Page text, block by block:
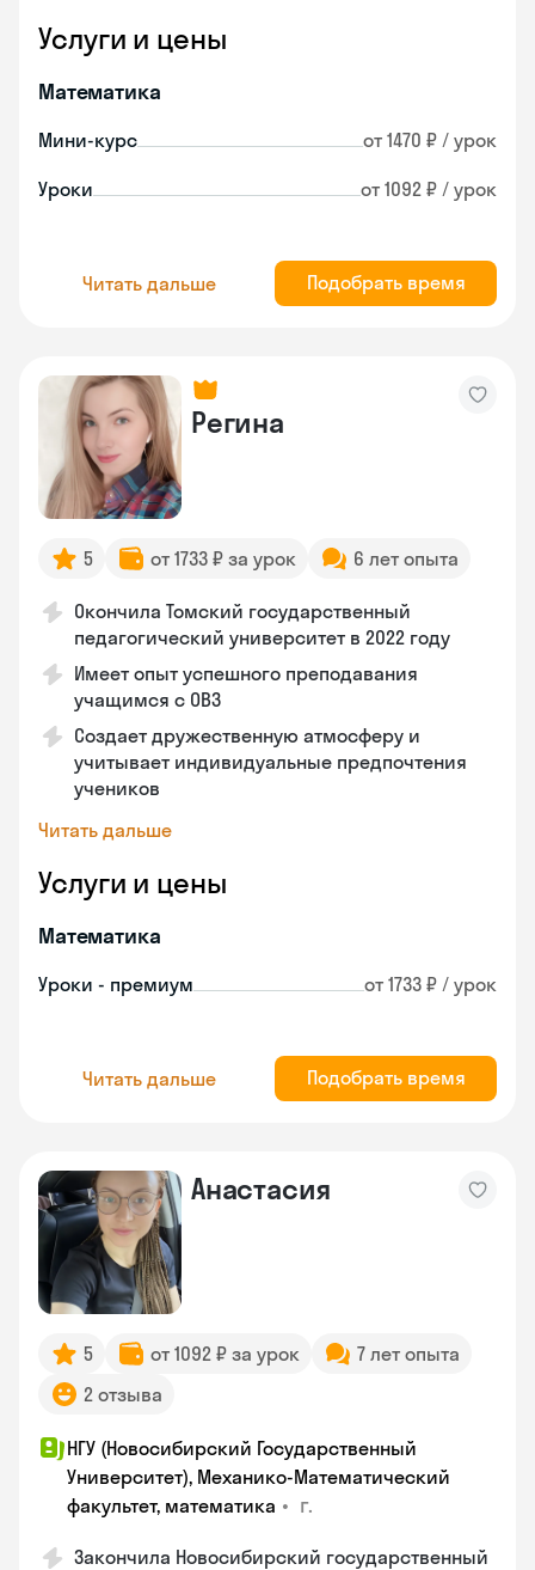
Услуги и цены
Математика
Мини-курс от 1470 ₽ / урок
Уроки от 1092 ₽ / урок
Читать дальше Подобрать время
Регина
5 от 1733 ₽ за урок 6 лет опыта
Окончила Томский государственный
педагогический университет в 2022 году
Имеет опыт успешного преподавания
учащимся с ОВЗ
Создает дружественную атмосферу и
учитывает индивидуальные предпочтения
учеников
Читать дальше
Услуги и цены
Математика
Уроки - премиум от 1733 ₽ / урок
Читать дальше Подобрать время
Анастасия
5 от 1092 ₽ за урок
7 лет опыта
2 отзыва
НГУ (Новосибирский Государственный
Университет), Механико-Математический
факультет, математика • г.
Закончилa Новосибирский государственный